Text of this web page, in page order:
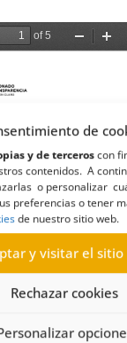
de
y de terceroscon
contenidos. A
o personalizar
preferencias o tener
de nuestro sitio web.
y visitar el sitio
Rechazar cookies